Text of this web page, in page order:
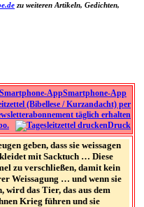
zu weiteren Artikeln, Gedichten,
Smartphone-App
Druck
geben, dass sie weissagen
mit Sacktuch … Diese
zu verschließen, damit kein
Weissagung … und wenn sie
wird das Tier, das aus dem
Krieg führen und sie